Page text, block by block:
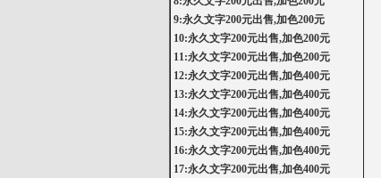
9:永久文字200元出售,加色200元
10:永久文字200元出售,加色200元
11:永久文字200元出售,加色200元
12:永久文字200元出售,加色400元
13:永久文字200元出售,加色400元
14:永久文字200元出售,加色400元
15:永久文字200元出售,加色400元
16:永久文字200元出售,加色400元
17:永久文字200元出售,加色400元